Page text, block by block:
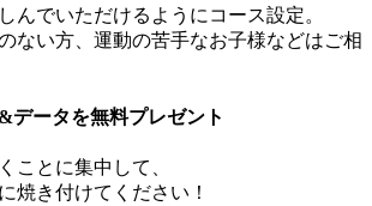
んでいただけるようにコース設定。
ない方、運動の苦手なお子様などはご相
データを無料プレゼント
ことに集中して、
焼き付けてください！